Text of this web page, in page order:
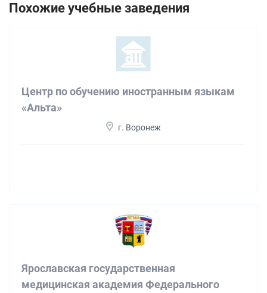
Похожие учебные заведения
Центр по обучению иностранным языкам
«Альта»
г. Воронеж
Ярославская государственная
медицинская академия Федерального